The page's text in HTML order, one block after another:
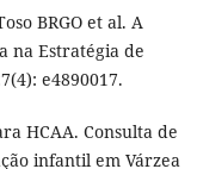
BRGO et al. A
na Estratégia de
e4890017.
HCAA. Consulta de
infantil em Várzea